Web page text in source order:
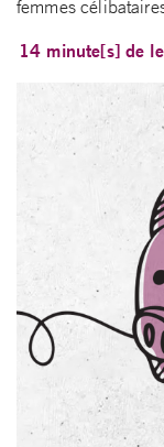
femmes
14 minute[s] de